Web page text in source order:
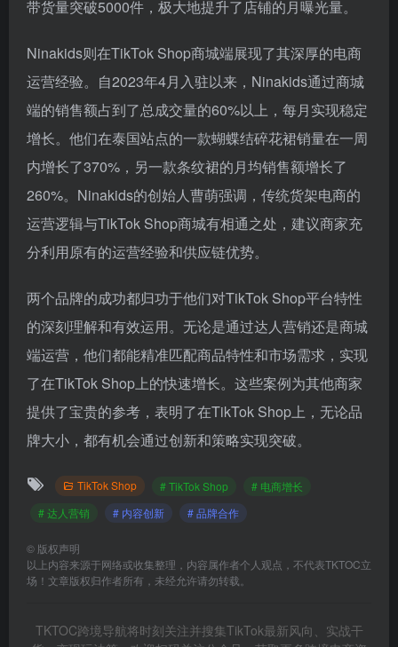
带货量突破5000件，极大地提升了店铺的月曝光量。
Ninakids则在TikTok Shop商城端展现了其深厚的电商
运营经验。自2023年4月入驻以来，Ninakids通过商城
端的销售额占到了总成交量的60%以上，每月实现稳定
增长。他们在泰国站点的一款蝴蝶结碎花裙销量在一周
内增长了370%，另一款条纹裙的月均销售额增长了
260%。Ninakids的创始人曹萌强调，传统货架电商的
运营逻辑与TikTok Shop商城有相通之处，建议商家充
分利用原有的运营经验和供应链优势。
两个品牌的成功都归功于他们对TikTok Shop平台特性
的深刻理解和有效运用。无论是通过达人营销还是商城
端运营，他们都能精准匹配商品特性和市场需求，实现
了在TikTok Shop上的快速增长。这些案例为其他商家
提供了宝贵的参考，表明了在TikTok Shop上，无论品
牌大小，都有机会通过创新和策略实现突破。
TikTok Shop # TikTok Shop
# 电商增长
# 达人营销
# 内容创新 # 品牌合作
© 版权声明
以上内容来源于网络或收集整理，内容属作者个人观点，不代表TKTOC立
场！文章版权归作者所有，未经允许请勿转载。
TKTOC跨境导航将时刻关注并搜集TikTok最新风向、实战干